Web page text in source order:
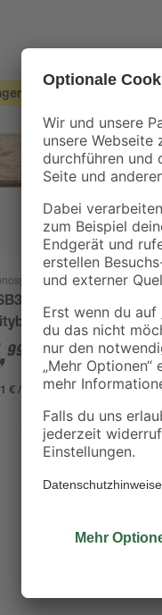
Verlegeplatte
1690 x
x 12 mm
,99
/ m²
€ / Pack